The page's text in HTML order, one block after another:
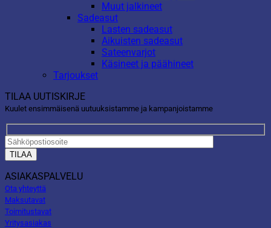
Muut jalkineet
Sadeasut
Lasten sadeasut
Aikuisten sadeasut
Sateenvarjot
Käsineet ja päähineet
Tarjoukset
TILAA UUTISKIRJE
Kuulet ensimmäisenä uutuuksistamme ja kampanjoistamme
ASIAKASPALVELU
Ota yhteyttä
Maksutavat
Toimitustavat
Yritysasiakas